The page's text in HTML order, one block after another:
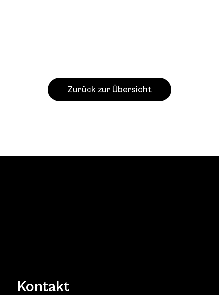
Zurück zur Übersicht
Kontakt